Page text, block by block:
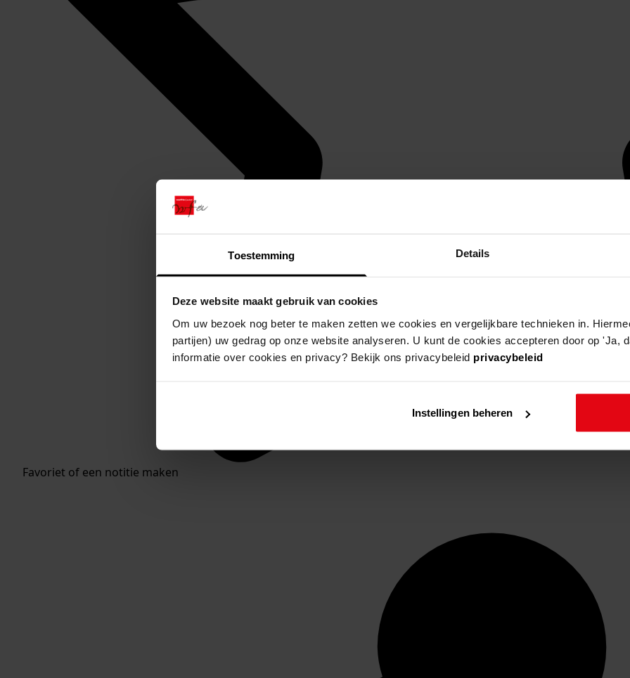
Toestemming Details
Deze website maakt gebruik van cookies
Om uw bezoek nog beter te maken zetten we cookies en vergelijkbare technieken in.
partijen) uw gedrag op onze website analyseren. U kunt de cookies accepteren door op 'Ja,
informatie over cookies en privacy? Bekijk ons privacybeleid privacybeleid
Instellingen beheren
Favoriet of een notitie maken